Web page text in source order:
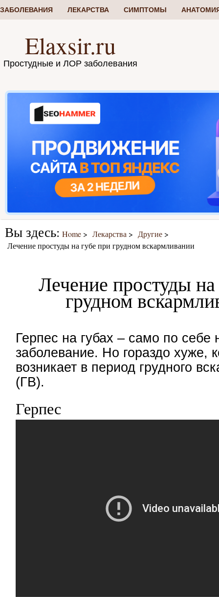
ЗАБОЛЕВАНИЯ ЛЕКАРСТВА СИМПТОМЫ
Elaxsir.ru
Простудные и ЛОР заболевания
Вы здесь: Home Лекарства
Другие
Лечение простуды на губе при грудном вскармливании
Лечение простуды
грудном
Герпес на губах – само по себе
заболевание. Но гораздо хуже,
возникает в период грудного
(ГВ).
Герпес